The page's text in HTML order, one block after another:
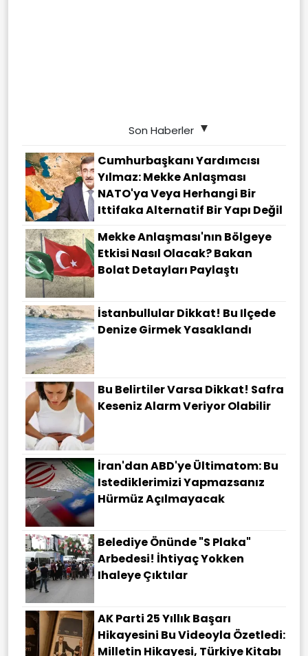
Son Haberler
Cumhurbaşkanı Yardımcısı
Yılmaz: Mekke Anlaşması
NATO'ya Veya Herhangi Bir
Ittifaka Alternatif Bir Yapı Değil
Mekke Anlaşması'nın Bölgeye
Etkisi Nasıl Olacak? Bakan
Bolat Detayları Paylaştı
İstanbullular Dikkat! Bu Ilçede
Denize Girmek Yasaklandı
Bu Belirtiler Varsa Dikkat! Safra
Keseniz Alarm Veriyor Olabilir
İran'dan ABD'ye Ültimatom: Bu
Istediklerimizi Yapmazsanız
Hürmüz Açılmayacak
Belediye Önünde "S Plaka"
Arbedesi! İhtiyaç Yokken
Ihaleye Çıktılar
AK Parti 25 Yıllık Başarı
Hikayesini Bu Videoyla Özetledi:
Milletin Hikayesi, Türkiye Kitabı